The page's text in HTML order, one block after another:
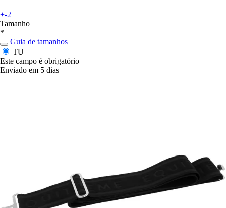
+-2
Tamanho
*
Guia de tamanhos
TU
Este campo é obrigatório
Enviado em 5 dias